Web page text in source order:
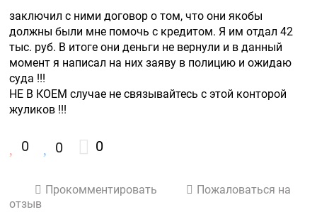
заключил с ними договор о том, что они якобы
должны были мне помочь с кредитом. Я им отдал 42
тыс. руб. В итоге они деньги не вернули и в данный
момент я написал на них заяву в полицию и ожидаю
суда !!!
НЕ В КОЕМ случае не связывайтесь с этой конторой
0 0 0
Прокомментировать
Пожаловаться на
отзыв